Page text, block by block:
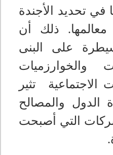
تحديد الأجندة
.
ذلك أن
على البنى
والخوارزميات
الاجتماعية تثير
الدول والمصالح
التي أصبحت
.